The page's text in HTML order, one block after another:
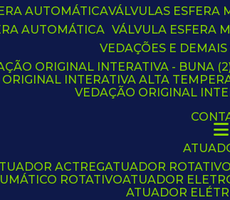
AUTOMÁTICA
AUTOMÁTICA
VÁLVULAS ESFERA
VÁLVULA ESFERA
VEDAÇÕES E
ORIGINAL INTERATIVA - BUNA
ORIGINAL INTERATIVA ALTA
VEDAÇÃO ORIGINAL
ACTREG ATUADOR ROTATIVO
ROTATIVO
ATUADOR
ATUADOR